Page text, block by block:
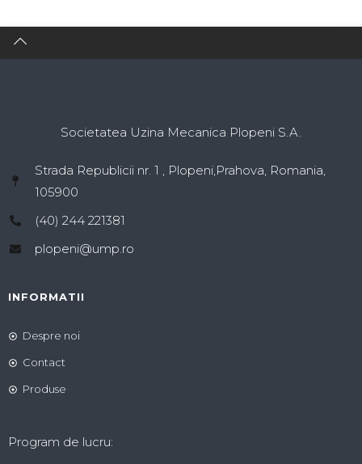
Societatea Uzina Mecanica Plopeni S.A.
Strada Republicii nr. 1 , Plopeni,Prahova, Romania,
105900
(40) 244 221381
plopeni@ump.ro
INFORMATII
Despre noi
Contact
Produse
Program de lucru: